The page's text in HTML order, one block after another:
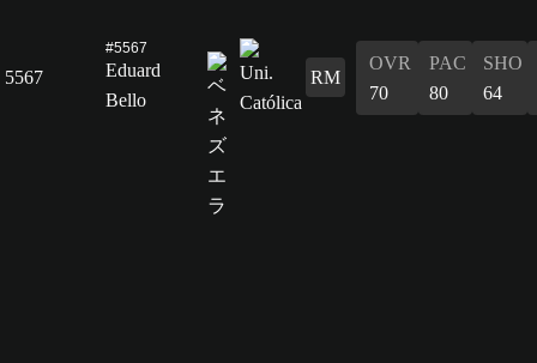
5567
#5567
Eduard
Bello
RM
OVR
70
PAC
80
SHO
64